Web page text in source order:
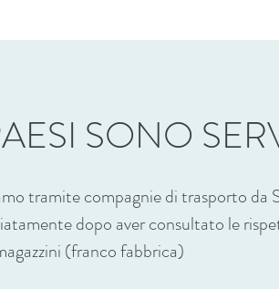
SONO
tramite compagnie di trasporto da
dopo aver consultato le
(franco fabbrica)